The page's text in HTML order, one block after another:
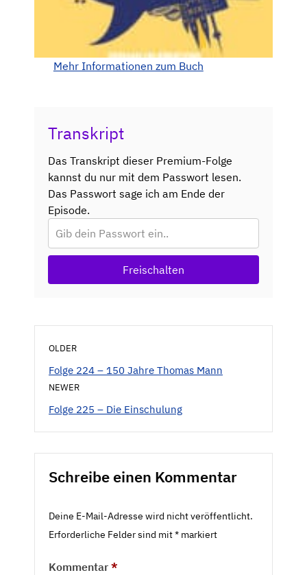
Mehr Informationen zum Buch
Transkript
Das Transkript dieser Premium-Folge
kannst du nur mit dem Passwort lesen.
Das Passwort sage ich am Ende der
Episode.
Freischalten
OLDER
Folge 224 – 150 Jahre Thomas Mann
NEWER
Folge 225 – Die Einschulung
Schreibe einen Kommentar
Deine E-Mail-Adresse wird nicht veröffentlicht.
Erforderliche Felder sind mit* markiert
Kommentar *